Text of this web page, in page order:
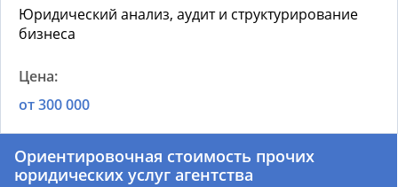
Юридический анализ, аудит и структурирование
бизнеса
от 300 000
Ориентировочная стоимость прочих
юридических услуг агентства